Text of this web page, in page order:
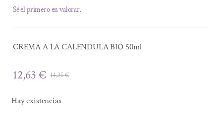
Sé el primero en valorar.
CREMA A LA CALENDULA BIO 50ml
14,35€El
12,63€
El
Hay existencias